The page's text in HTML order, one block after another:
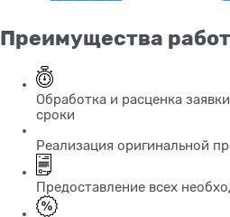
Преимущества
Обработка и расценка
сроки
Реализация оригинальной
Предоставление всех